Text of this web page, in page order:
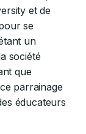
et de
se
un
société
que
parrainage
éducateurs